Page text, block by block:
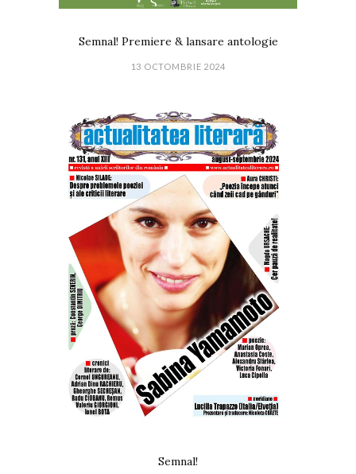
Semnal! Premiere & lansare antologie
13 OCTOMBRIE 2024
Semnal!